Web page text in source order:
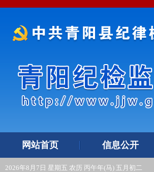
网站首页 信息公开
2026年8月7日 星期五 农历 丙午年(马) 五月初二